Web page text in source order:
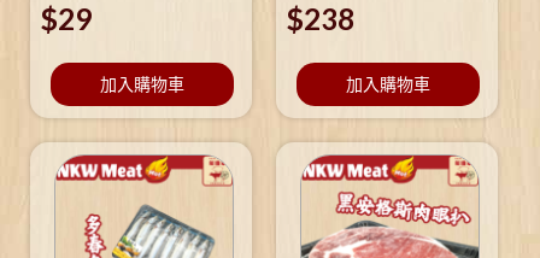
$29
加入購物車
$238
加入購物車